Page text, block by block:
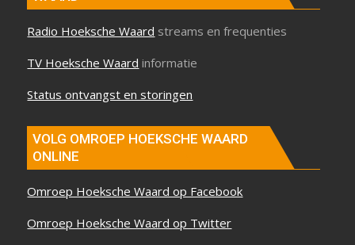
Radio Hoeksche Waard streams en frequenties
TV Hoeksche Waard informatie
Status ontvangst en storingen
VOLG OMROEP HOEKSCHE WAARD
ONLINE
Omroep Hoeksche Waard op Facebook
Omroep Hoeksche Waard op Twitter